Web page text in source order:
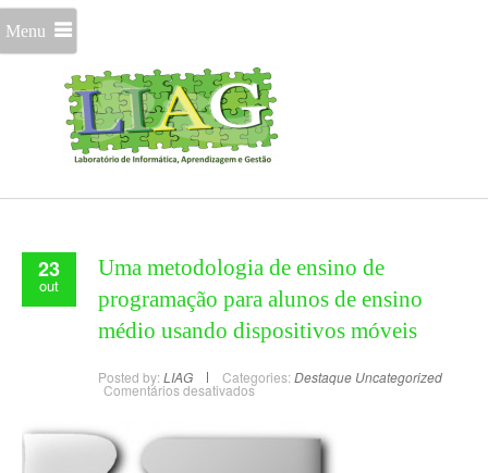
Menu
23
out
Uma metodologia de ensino de
programação para alunos de ensino
médio usando dispositivos móveis
Posted by: LIAG Categories: Destaque Uncategorized
Comentários desativados